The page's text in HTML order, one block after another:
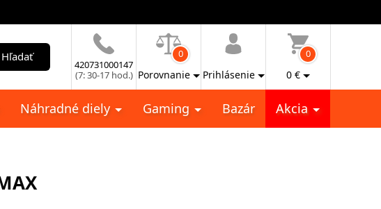
Hľadať
420731000147
(7: 30-17 hod.)
0
Porovnanie Prihlásenie
0
0 €
Náhradné diely Gaming Bazár Akcia